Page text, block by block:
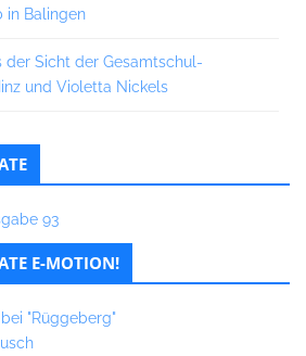
in Balingen
der Sicht der Gesamtschul-
und Violetta Nickels
93
E-MOTION!
"Rüggeberg"